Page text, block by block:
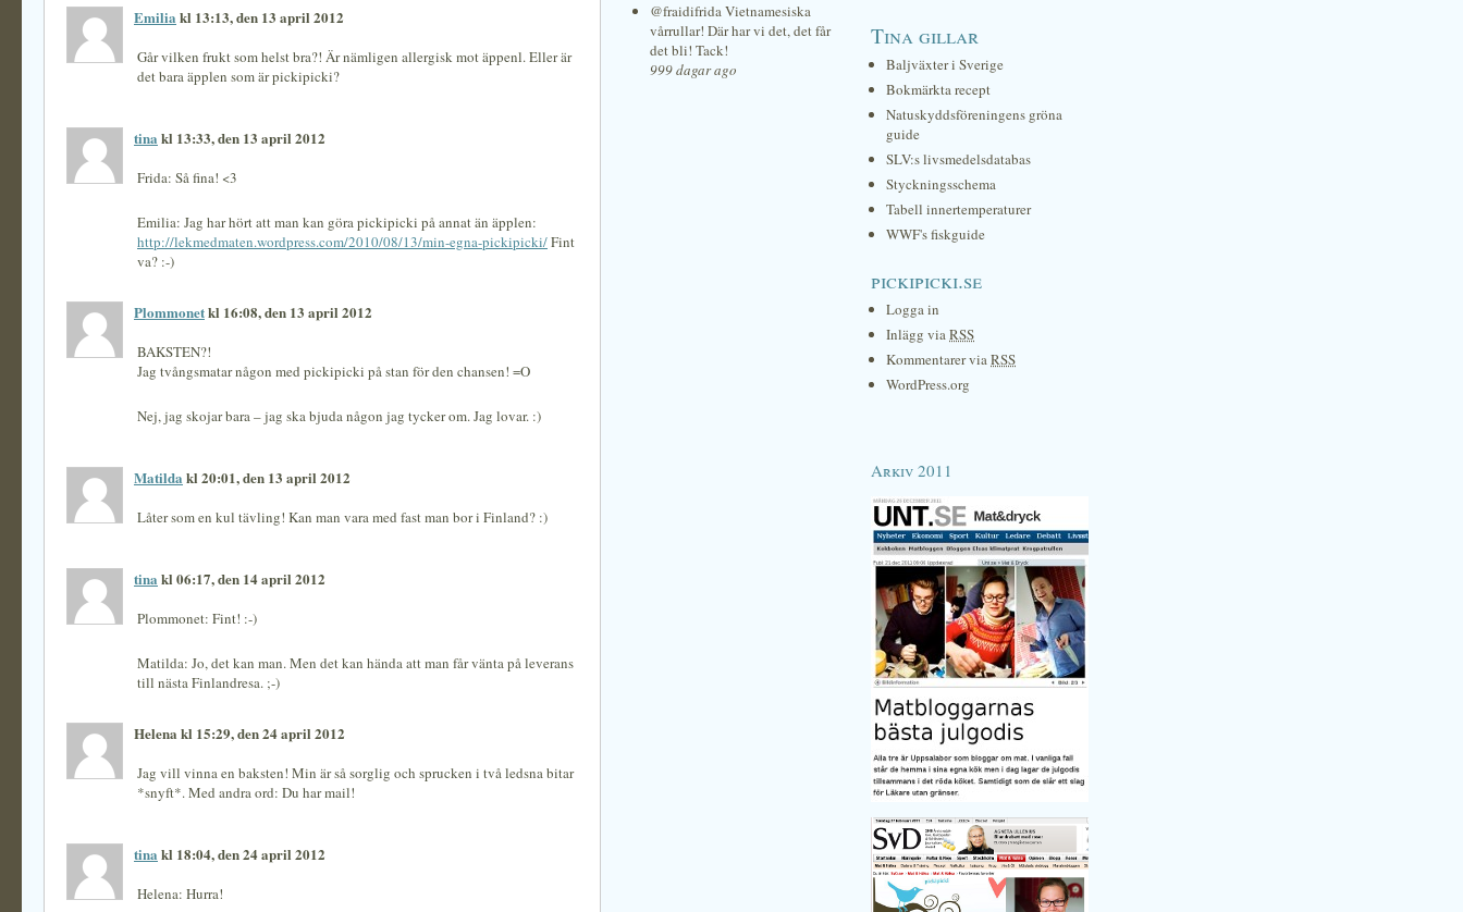
Emilia kl 13:13, den 13 april 2012
Går vilken frukt som helst bra?! Är nämligen allergisk mot äppenl. Eller är
det bara äpplen som är pickipicki?
tina kl 13:33, den 13 april 2012
Frida: Så fina! <3
Emilia: Jag har hört att man kan göra pickipicki på annat än äpplen:
http://lekmedmaten.wordpress.com/2010/08/13/min-egna-pickipicki/Fint
va? :-)
Plommonetkl 16:08, den 13 april 2012
BAKSTEN?!
Jag tvångsmatar någon med pickipicki på stan för den chansen! =O
Nej, jag skojar bara – jag ska bjuda någon jag tycker om. Jag lovar. :)
Matilda kl 20:01, den 13 april 2012
Låter som en kul tävling! Kan man vara med fast man bor i Finland? :)
tina kl 06:17, den 14 april 2012
Plommonet: Fint! :-)
Matilda: Jo, det kan man. Men det kan hända att man får vänta på leverans
till nästa Finlandresa. ;-)
Helena kl 15:29, den 24 april 2012
Jag vill vinna en baksten! Min är så sorglig och sprucken i två ledsna bitar
*snyft*. Med andra ord: Du har mail!
tina kl 18:04, den 24 april 2012
Helena: Hurra!
@fraidifrida Vietnamesiska
vårrullar! Där har vi det, det får
det bli! Tack!
999 dagar ago
Tina gillar
Baljväxter i Sverige
Bokmärkta recept
Natuskyddsföreningens gröna
guide
SLV:s livsmedelsdatabas
Styckningsschema
Tabell innertemperaturer
WWF's fiskguide
pickipicki.se
Logga in
Inlägg viaRSS
Kommentarer viaRSS
WordPress.org
Arkiv 2011